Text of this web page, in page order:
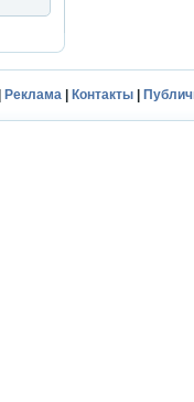
Реклама Контакты